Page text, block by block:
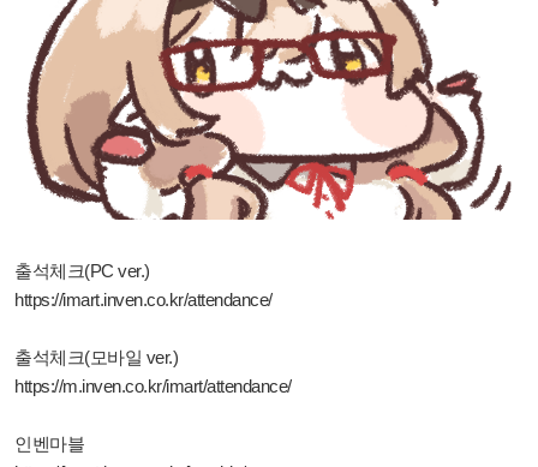
출석체크(PC ver.)
https://imart.inven.co.kr/attendance/
출석체크(모바일 ver.)
https://m.inven.co.kr/imart/attendance/
인벤마블